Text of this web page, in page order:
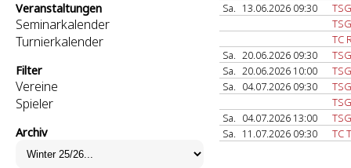
Veranstaltungen
Seminarkalender
Turnierkalender
Filter
Vereine
Spieler
Archiv
Sa. 13.06.2026 09:30
TC
Sa. 20.06.2026 09:30
Sa. 20.06.2026 10:00
Sa. 04.07.2026 09:30
Sa. 04.07.2026 13:00
Sa. 11.07.2026 09:30 TC